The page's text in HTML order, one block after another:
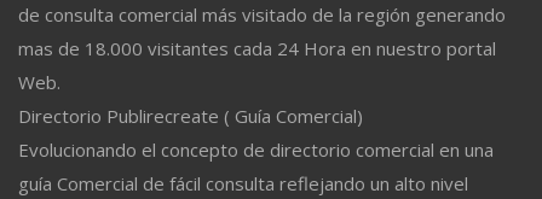
de consulta comercial más visitado de la región generando
mas de 18.000 visitantes cada 24 Hora en nuestro portal
Web.
Directorio Publirecreate ( Guía Comercial)
Evolucionando el concepto de directorio comercial en una
guía Comercial de fácil consulta reflejando un alto nivel